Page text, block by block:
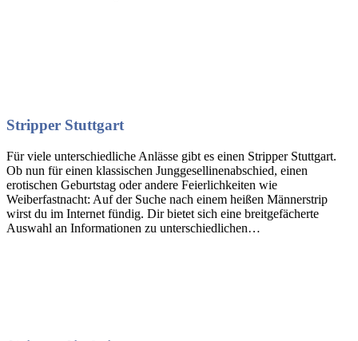
Stripper Stuttgart
Für viele unterschiedliche Anlässe gibt es einen Stripper Stuttgart.
Ob nun für einen klassischen Junggesellinenabschied, einen
erotischen Geburtstag oder andere Feierlichkeiten wie
Weiberfastnacht: Auf der Suche nach einem heißen Männerstrip
wirst du im Internet fündig. Dir bietet sich eine breitgefächerte
Auswahl an Informationen zu unterschiedlichen…